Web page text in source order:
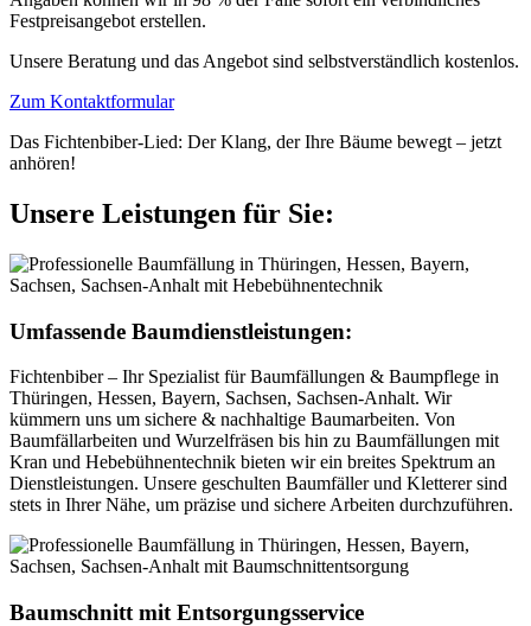
Festpreisangebot erstellen.
Unsere Beratung und das Angebot sind selbstverständlich kostenlos.
Zum Kontaktformular
Das Fichtenbiber-Lied: Der Klang, der Ihre Bäume bewegt – jetzt
anhören!
Unsere Leistungen für Sie:
Umfassende Baumdienstleistungen:
Fichtenbiber – Ihr Spezialist für Baumfällungen & Baumpflege in
Thüringen, Hessen, Bayern, Sachsen, Sachsen-Anhalt. Wir
kümmern uns um sichere & nachhaltige Baumarbeiten. Von
Baumfällarbeiten und Wurzelfräsen bis hin zu Baumfällungen mit
Kran und Hebebühnentechnik bieten wir ein breites Spektrum an
Dienstleistungen. Unsere geschulten Baumfäller und Kletterer sind
stets in Ihrer Nähe, um präzise und sichere Arbeiten durchzuführen.
Baumschnitt mit Entsorgungsservice